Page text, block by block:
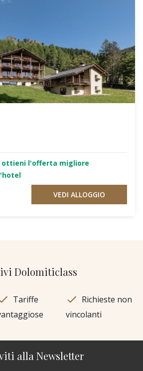
ottieni l'offerta migliore
VEDI ALLOGGIO
Dolomiticlass
Tariffe
Richieste non
vincolanti
alla Newsletter